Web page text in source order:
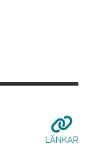
LÄNKAR